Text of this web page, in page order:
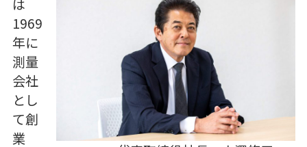
は
1969
年に
測量
会社
とし
て創
業